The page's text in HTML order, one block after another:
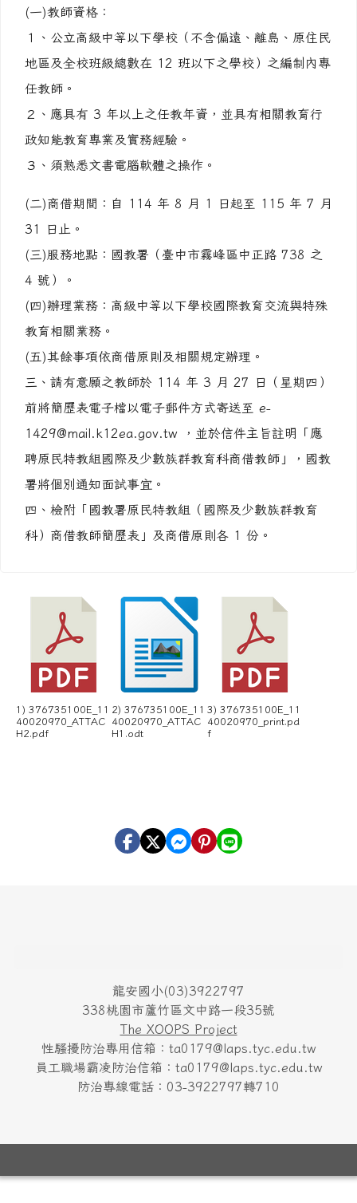
(一)教師資格：
１、公立高級中等以下學校（不含偏遠、離島、原住民
地區及全校班級總數在 12 班以下之學校）之編制內專
任教師。
２、應具有 3 年以上之任教年資，並具有相關教育行
政知能教育專業及實務經驗。
３、須熟悉文書電腦軟體之操作。
(二)商借期間：自 114 年 8 月 1 日起至 115 年 7 月
31 日止。
(三)服務地點：國教署（臺中市霧峰區中正路 738 之
4 號）。
(四)辦理業務：高級中等以下學校國際教育交流與特殊
教育相關業務。
(五)其餘事項依商借原則及相關規定辦理。
三、請有意願之教師於 114 年 3 月 27 日（星期四）
前將簡歷表電子檔以電子郵件方式寄送至 e-
1429@mail.k12ea.gov.tw ，並於信件主旨註明「應
聘原民特教組國際及少數族群教育科商借教師」，國教
署將個別通知面試事宜。
四、檢附「國教署原民特教組（國際及少數族群教育
科）商借教師簡歷表」及商借原則各 1 份。
1) 376735100E_11
40020970_ATTAC
H2.pdf
2) 376735100E_11
40020970_ATTAC
H1.odt
3) 376735100E_11
40020970_print.pd
f
龍安國小(03)3922797
338桃園市蘆竹區文中路一段35號
The XOOPS Project
性騷擾防治專用信箱：ta0179@laps.tyc.edu.tw
員工職場霸凌防治信箱：ta0179@laps.tyc.edu.tw
防治專線電話：03-3922797轉710